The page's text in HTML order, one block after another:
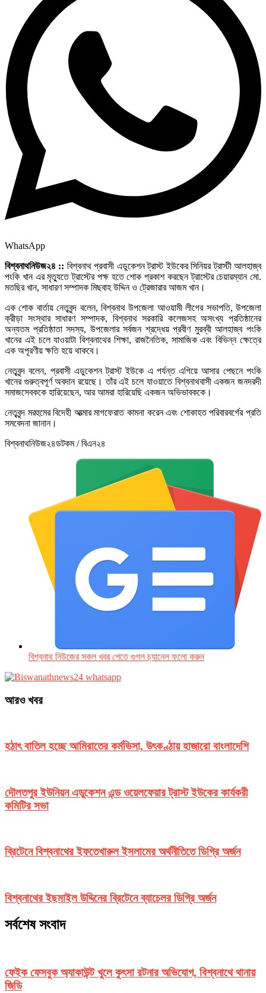
WhatsApp
বিশ্বনাথনিউজ২৪ :: বিশ্বনাথ প্রবাসী এডুকেশন ট্রাস্ট ইউকের সিনিয়র ট্রাস্টী আলহাজ্ব
পংকি খান এর মৃত্যুতে ট্রাস্টের পক্ষ হতে শোক প্রকাশ করছেন ট্রাস্টের চেয়ারম্যান মো.
মতছির খান, সাধারণ সম্পাদক মিছবাহ উদ্দিন ও ট্রেজারার আজম খান।
এক শোক বার্তায় নেতৃবৃন্দ বলেন, বিশ্বনাথ উপজেলা আওয়ামী লীগের সভাপতি, উপজেলা
ক্রীড়া সংস্থার সাধারণ সম্পাদক, বিশ্বনাথ সরকারি কলেজসহ অসংখ্য প্রতিষ্ঠানের
অন্যতম প্রতিষ্ঠাতা সদস্য, উপজেলার সর্বজন শ্রদ্ধেয় প্রবীণ মুরব্বী আলহাজ্ব পংকি
খানের এই চলে যাওয়াটা বিশ্বনাথের শিক্ষা, রাজনৈতিক, সামাজিক এবং বিভিন্ন ক্ষেত্রে
এক অপূরণীয় ক্ষতি হয়ে থাকবে।
নেতৃবৃন্দ বলেন, প্রবাসী এডুকেশন ট্রাস্ট ইউকে এ পর্যন্ত এগিয়ে আসার পেছনে পংকি
খানের গুরুত্বপূর্ণ অবদান রয়েছে। তাঁর এই চলে যাওয়াতে বিশ্বনাথবাসী একজন জনদরদী
সমাজসেবককে হারিয়েছেন, আর আমরা হারিয়েছি একজন অভিভাবককে।
নেতৃবৃন্দ মরহুমের বিদেহী আত্মার মাগফেরাত কামনা করেন এবং শোকাহত পরিবারবর্গের প্রতি
সমবেদনা জানান।
বিশ্বনাথনিউজ২৪ডটকম / বিএন২৪
বিশ্বনাথ নিউজের সকল খবর পেতে গুগল চ‌্যানেল ফলো করুন
আরও খবর
হঠাৎ বাতিল হচ্ছে আমিরাতের কর্মভিসা, উৎকণ্ঠায় হাজারো বাংলাদেশি
দৌলতপুর ইউনিয়ন এডুকেশন এন্ড ওয়েলফেয়ার ট্রাস্ট ইউকের কার্যকরী
কমিটির সভা
ব্রিটেনে বিশ্বনাথের ইফতেখারুল ইসলামের অর্থনীতিতে ডিগ্রি অর্জন
বিশ্বনাথের ইছমাইল উদ্দিনের ব্রিটেনে ব্যাচেলর ডিগ্রি অর্জন
সর্বশেষ সংবাদ
ফেইক ফেসবুক অ্যাকাউন্ট খুলে কুৎসা রটনার অভিযোগ, বিশ্বনাথে থানায়
জিডি